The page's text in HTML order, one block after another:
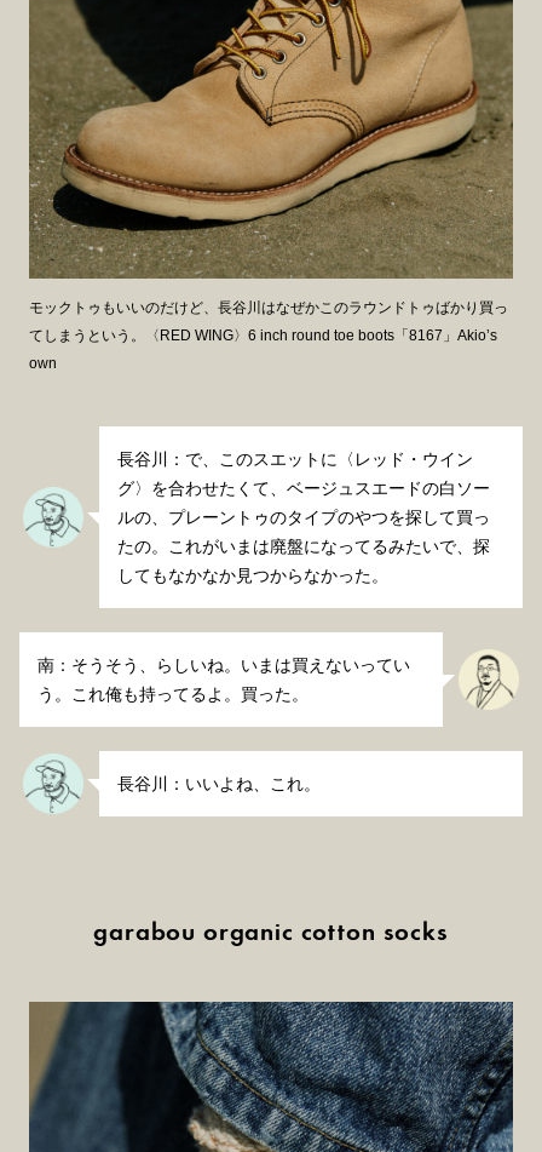
モックトゥもいいのだけど、長谷川はなぜかこのラウンドトゥばかり買っ
てしまうという。〈RED WING〉6 inch round toe boots「8167」Akio’s
own
長谷川：で、このスエットに〈レッド・ウイン
グ〉を合わせたくて、ベージュスエードの白ソー
ルの、プレーントゥのタイプのやつを探して買っ
たの。これがいまは廃盤になってるみたいで、探
してもなかなか見つからなかった。
南：そうそう、らしいね。いまは買えないってい
う。これ俺も持ってるよ。買った。
長谷川：いいよね、これ。
garabou organic cotton socks